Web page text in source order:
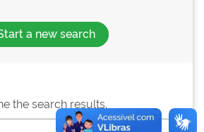
a new search
the search results.